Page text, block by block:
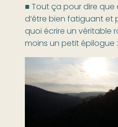
■ Tout ça pour dire
d’être bien fatiguant et
quoi écrire un véritable
moins un petit épilogue :